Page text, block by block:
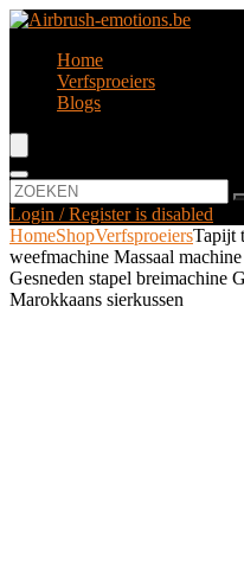
Home
Verfsproeiers
Blogs
Login / Register is disabled
HomeShopVerfsproeiersTapijt
weefmachine Massaal
Gesneden stapel breimachine
Marokkaans sierkussen